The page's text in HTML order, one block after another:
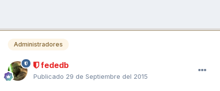
Administradores
fededb
Publicado 29 de Septiembre del 2015